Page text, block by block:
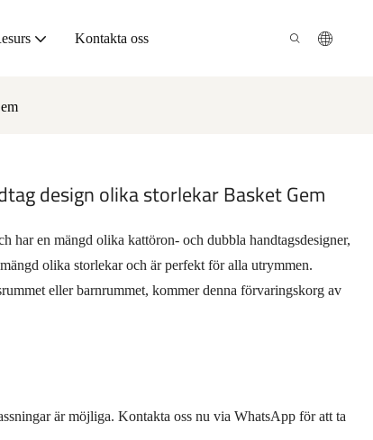
Kontakta oss
design olika storlekar Basket Gem
har en mängd olika kattöron- och dubbla handtagsdesigner,
olika storlekar och är perfekt för alla utrymmen.
eller barnrummet, kommer denna förvaringskorg av
är möjliga. Kontakta oss nu via WhatsApp för att ta